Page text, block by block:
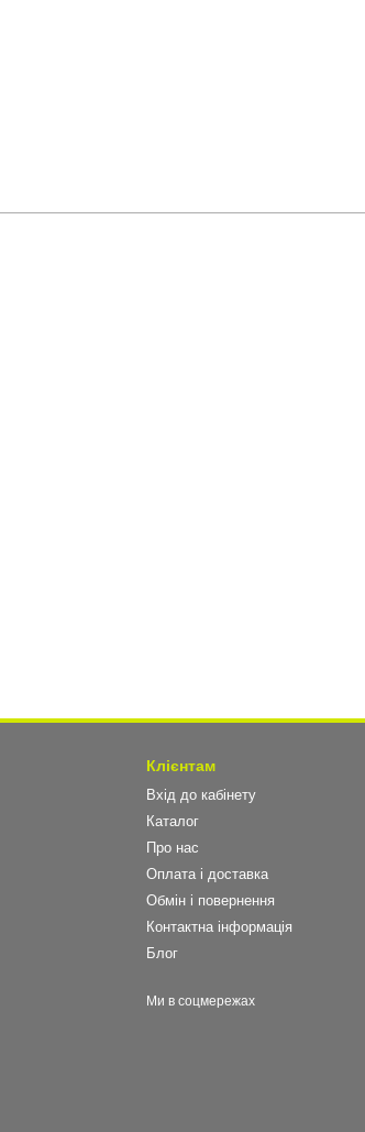
Клієнтам
Вхід до кабінету
Каталог
Про нас
Оплата і доставка
Обмін і повернення
Контактна інформація
Блог
Ми в соцмережах